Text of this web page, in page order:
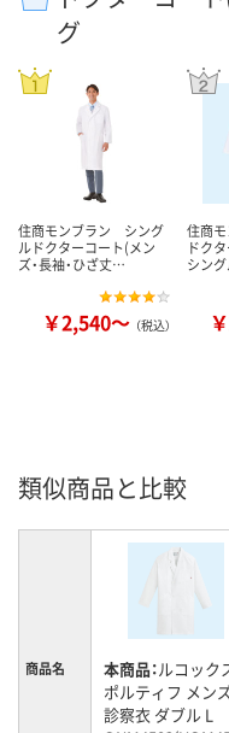
グ
住商モンブラン シング
ルドクターコート(メン
ズ・長袖・ひざ丈…
￥2,540～ （税込）
住商
ドクタ
シング
類似商品と比較
商品名 本商品：ルコック
ポルティフ メン
診察衣 ダブル L